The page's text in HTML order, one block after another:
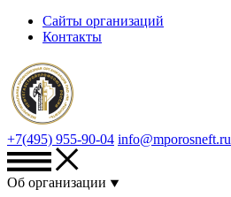
Сайты организаций
Контакты
+7(495) 955-90-04 info@mporosneft.ru
Об организации